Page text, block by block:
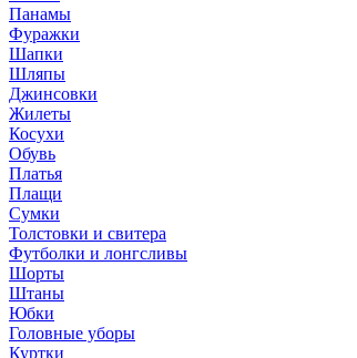
Панамы
Фуражки
Шапки
Шляпы
Джинсовки
Жилеты
Косухи
Обувь
Платья
Плащи
Сумки
Толстовки и свитера
Футболки и лонгсливы
Шорты
Штаны
Юбки
Головные уборы
Куртки